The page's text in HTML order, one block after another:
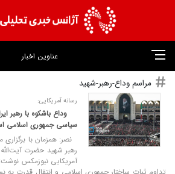
عناوین اخبار
مراسم وداع-رهبر-شهید
رسانه آمریکایی:
وداع باشکوه با رهبر
سیاسی جمهوری اسلامی
نصر: همزمان با
رهبر شهید حضرت
آمریکایی نیوزمکس